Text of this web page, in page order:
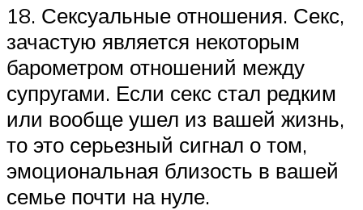
18. Сексуальные отношения. Секс,
зачастую является некоторым
барометром отношений между
супругами. Если секс стал редким
или вообще ушел из вашей жизнь,
то это серьезный сигнал о том,
эмоциональная близость в вашей
семье почти на нуле.